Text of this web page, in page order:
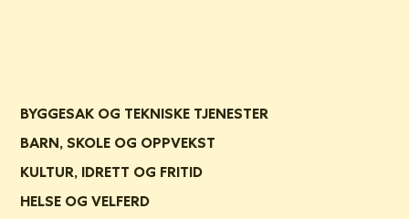
BYGGESAK OG TEKNISKE TJENESTER
BARN, SKOLE OG OPPVEKST
KULTUR, IDRETT OG FRITID
HELSE OG VELFERD